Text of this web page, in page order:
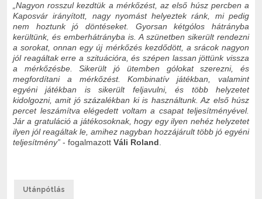
„Nagyon rosszul kezdtük a mérkőzést, az első húsz percben a
Kaposvár irányított, nagy nyomást helyeztek ránk, mi pedig
nem hoztunk jó döntéseket. Gyorsan kétgólos hátrányba
kerültünk, és emberhátrányba is. A szünetben sikerült rendezni
a sorokat, onnan egy új mérkőzés kezdődött, a srácok nagyon
jól reagáltak erre a szituációra, és szépen lassan jöttünk vissza
a mérkőzésbe. Sikerült jó ütemben gólokat szerezni, és
megfordítani a mérkőzést. Kombinatív játékban, valamint
egyéni játékban is sikerült feljavulni, és több helyzetet
kidolgozni, amit jó százalékban ki is használtunk. Az első húsz
percet leszámítva elégedett voltam a csapat teljesítményével.
Jár a gratuláció a játékosoknak, hogy egy ilyen nehéz helyzetet
ilyen jól reagáltak le, amihez nagyban hozzájárult több jó egyéni
teljesítmény” - fogalmazott Váli Roland.
Utánpótlás